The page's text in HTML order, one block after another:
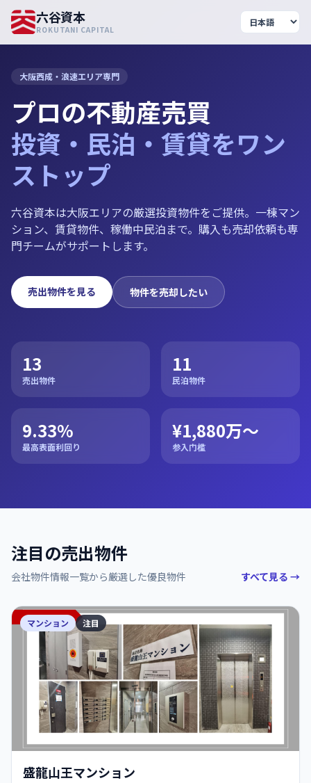
六谷資本
ROKUTANI CAPITAL
大阪西成・浪速エリア専門
プロの不動産売買
投資・民泊・賃貸をワン
ストップ
六谷資本は大阪エリアの厳選投資物件をご提供。一棟マン
ション、賃貸物件、稼働中民泊まで。購入も売却依頼も専
門チームがサポートします。
売出物件を見る 物件を売却したい
13
売出物件
11
民泊物件
9.33%
最高表面利回り
¥1,880万〜
参入门槛
注目の売出物件
会社物件情報一覧から厳選した優良物件 すべて見る →
マンション 注目
盛龍山王マンション